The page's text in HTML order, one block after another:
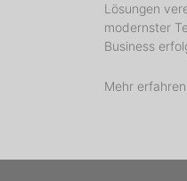
Lösungen
modernster
Business
Mehr erfahren